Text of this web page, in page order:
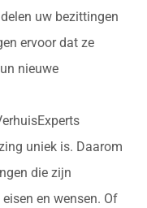
uw bezittingen
ervoor dat ze
nieuwe
uniek is. Daarom
die zijn
en wensen. Of